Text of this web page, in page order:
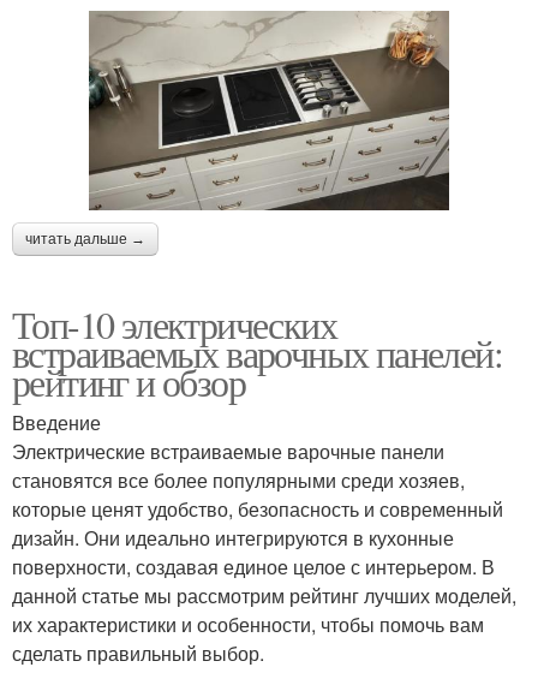
читать дальше →
Топ-10 электрических
встраиваемых варочных панелей:
рейтинг и обзор
Введение
Электрические встраиваемые варочные панели
становятся все более популярными среди хозяев,
которые ценят удобство, безопасность и современный
дизайн. Они идеально интегрируются в кухонные
поверхности, создавая единое целое с интерьером. В
данной статье мы рассмотрим рейтинг лучших моделей,
их характеристики и особенности, чтобы помочь вам
сделать правильный выбор.